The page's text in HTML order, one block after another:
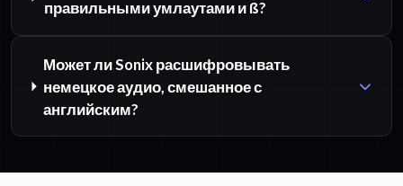
правильными умлаутами и ß?
Может ли Sonix расшифровывать
немецкое аудио, смешанное с
английским?